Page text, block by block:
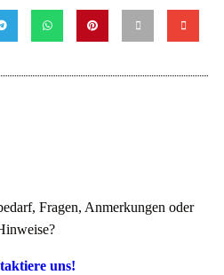
Fragen, Anmerkungen oder
uns!